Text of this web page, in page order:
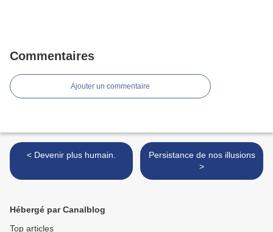
Commentaires
Ajouter un commentaire
< Devenir plus humain.
Persistance de nos illusions
>
Hébergé par Canalblog
Top articles